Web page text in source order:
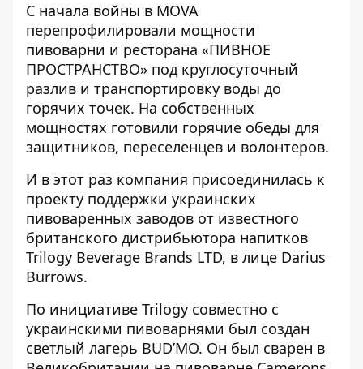
С начала войны в MOVA
перепрофилировали мощности
пивоварни и ресторана «ПИВНОЕ
ПРОСТРАНСТВО» под круглосуточный
разлив и транспортировку воды до
горячих точек. На собственных
мощностях готовили горячие обеды для
защитников, переселенцев и волонтеров.
И в этот раз компания присоединилась к
проекту поддержки украинских
пивоваренных заводов от известного
британского дистрибьютора напитков
Trilogy Beverage Brands LTD, в лице Darius
Burrows.
По инициативе Trilogy совместно с
украинскими пивоварнями был создан
светлый лагерь BUD’MO. Он был сварен в